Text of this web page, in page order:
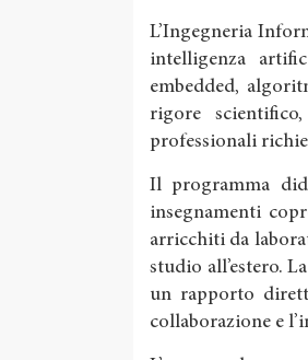
L’Ingegneria
intelligenza
embedded,
rigore
professionali
Il programma
insegnamenti
arricchiti da
studio all’estero.
un rapporto
collaborazione e